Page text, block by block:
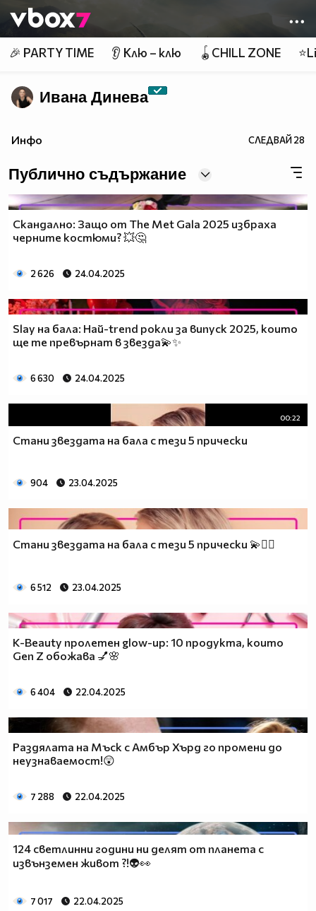
👾
🎉 PARTY TIME 👂 Клю – клю 🪀CHILL ZONE
Ивана Динева
Инфо СЛЕДВАЙ28
Публично съдържание
Скандално: Защо от The Met Gala 2025 избраха
черните костюми? 💥🤔
2 626 24.04.2025
Slay на бала: Най-trend рокли за випуск 2025, които
ще те превърнат в звезда💫✨
6 630 24.04.2025
00:22
Стани звездата на бала с тези 5 прически
904 23.04.2025
Стани звездата на бала с тези 5 прически 💫💇‍♀️
6 512 23.04.2025
K-Beauty пролетен glow-up: 10 продукта, които
Gen Z обожава 💅🌸
6 404 22.04.2025
Раздялата на Мъск с Амбър Хърд го промени до
неузнаваемост!😲
7 288 22.04.2025
124 светлинни години ни делят от планета с
извънземен живот ?!👽👀
7 017 22.04.2025